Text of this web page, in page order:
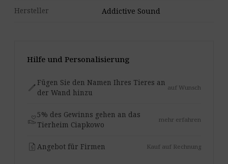
Hersteller Addictive Sound
Hilfe und Personalisierung
edit Fügen Sie den Namen Ihres Tieres an
der Wand hinzu
auf Wunsch
volunteer_activism5% des Gewinns gehen an das
Tierheim Ciapkowo
mehr erfahren
request_quote Angebot für Firmen Kauf auf Rechnung